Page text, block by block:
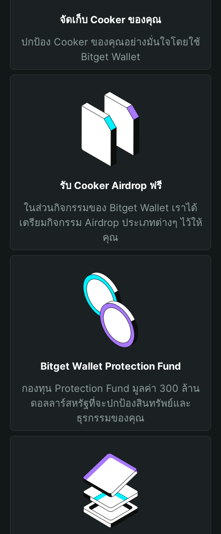
จัดเก็บ Cooker ของคุณ
ปกป้อง Cooker ของคุณอย่างมั่นใจโดยใช้
Bitget Wallet
รับ Cooker Airdrop ฟรี
ในส่วนกิจกรรมของ Bitget Wallet เราได้
เตรียมกิจกรรม Airdrop ประเภทต่างๆ ไว้ให้
คุณ
Bitget Wallet Protection Fund
กองทุน Protection Fund มูลค่า 300 ล้าน
ดอลลาร์สหรัฐที่จะปกป้องสินทรัพย์และ
ธุรกรรมของคุณ